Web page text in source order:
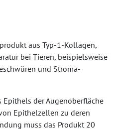
aus Typ-1-Kollagen,
bei Tieren, beispielsweise
und Stroma-
Epithels der Augenoberfläche
Epithelzellen zu deren
muss das Produkt 20